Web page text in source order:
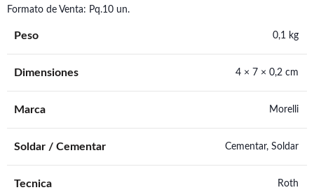
Formato de Venta: Pq.10 un.
Peso 0,1 kg
Dimensiones 4 × 7 × 0,2 cm
Marca Morelli
Soldar / Cementar Cementar, Soldar
Tecnica Roth